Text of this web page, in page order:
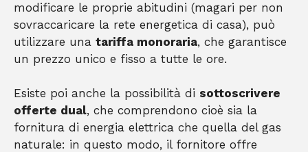
modificare le proprie abitudini (magari per non
sovraccaricare la rete energetica di casa), può
utilizzare una tariffa monoraria, che garantisce
un prezzo unico e fisso a tutte le ore.
Esiste poi anche la possibilità di sottoscrivere
offerte dual, che comprendono cioè sia la
fornitura di energia elettrica che quella del gas
naturale: in questo modo, il fornitore offre